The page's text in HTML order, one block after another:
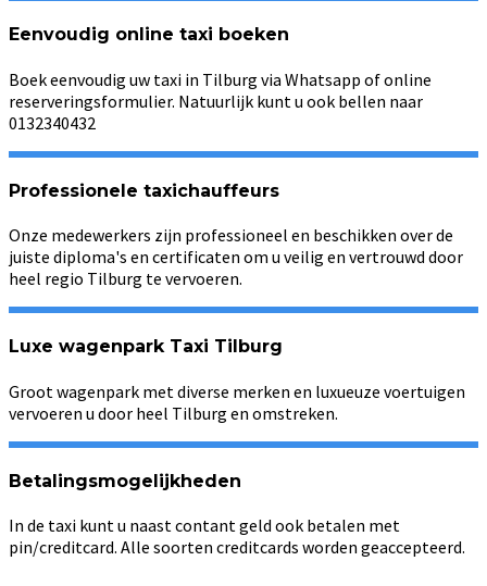
Eenvoudig online taxi boeken
Boek eenvoudig uw taxi in Tilburg via Whatsapp of online
reserveringsformulier. Natuurlijk kunt u ook bellen naar
0132340432
Professionele taxichauffeurs
Onze medewerkers zijn professioneel en beschikken over de
juiste diploma's en certificaten om u veilig en vertrouwd door
heel regio Tilburg te vervoeren.
Luxe wagenpark Taxi Tilburg
Groot wagenpark met diverse merken en luxueuze voertuigen
vervoeren u door heel Tilburg en omstreken.
Betalingsmogelijkheden
In de taxi kunt u naast contant geld ook betalen met
pin/creditcard. Alle soorten creditcards worden geaccepteerd.